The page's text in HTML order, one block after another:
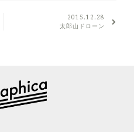
2015.12.28
太郎山ドローン